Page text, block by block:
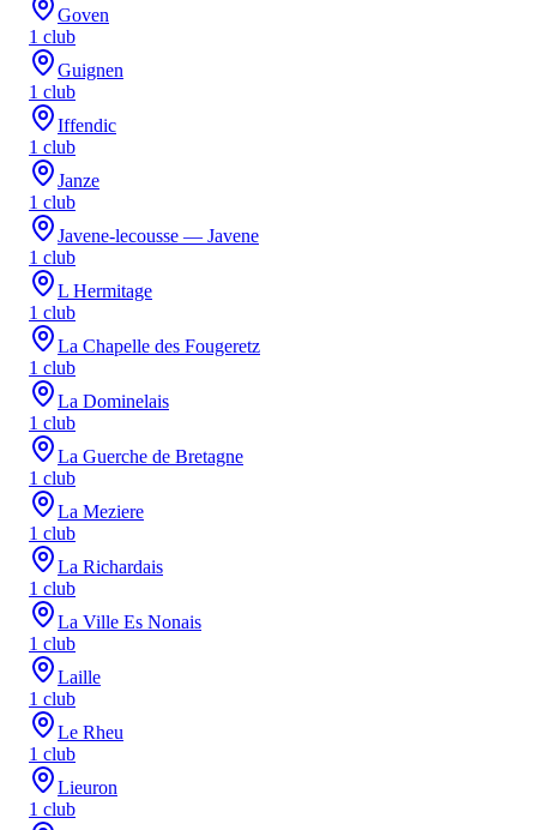
Goven
1 club
Guignen
1 club
Iffendic
1 club
Janze
1 club
Javene-lecousse — Javene
1 club
L Hermitage
1 club
La Chapelle des Fougeretz
1 club
La Dominelais
1 club
La Guerche de Bretagne
1 club
La Meziere
1 club
La Richardais
1 club
La Ville Es Nonais
1 club
Laille
1 club
Le Rheu
1 club
Lieuron
1 club